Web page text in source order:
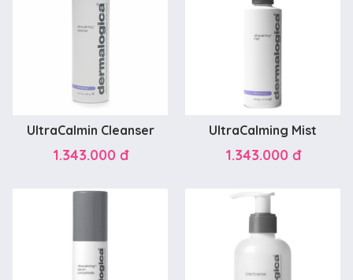
UltraCalmin Cleanser
1.343.000 đ
UltraCalming Mist
1.343.000 đ